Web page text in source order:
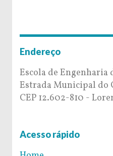
Endereço
Escola de Engenharia
Estrada Municipal do
CEP 12.602-810 -
Acesso rápido